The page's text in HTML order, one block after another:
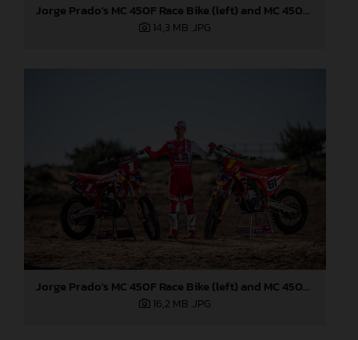
Jorge Prado's MC 450F Race Bike (left) and MC 450F Prado Edition (right)
14,3 MB .JPG
Jorge Prado's MC 450F Race Bike (left) and MC 450F Prado Edition (right)
16,2 MB .JPG